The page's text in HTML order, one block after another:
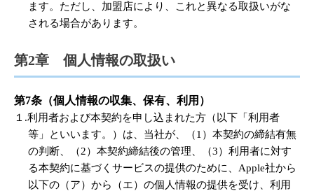
ます。ただし、加盟店により、これと異なる取扱いがな
される場合があります。
第2章 個人情報の取扱い
第7条（個人情報の収集、保有、利用）
１.利用者および本契約を申し込まれた方（以下「利用者
等」といいます。）は、当社が、（1）本契約の締結有無
の判断、（2）本契約締結後の管理、（3）利用者に対す
る本契約に基づくサービスの提供のために、Apple社から
以下の（ア）から（エ）の個人情報の提供を受け、利用